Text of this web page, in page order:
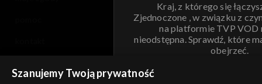
Kraj, z którego się
Zjednoczone , w związku z
na platformie TVP VOD
nieodstępna. Sprawdź, które
obejrzeć.
Szanujemy Twoją prywatność